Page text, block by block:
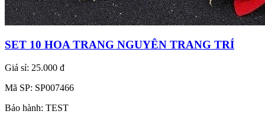
SET 10 HOA TRANG NGUYÊN TRANG TRÍ
Giá sỉ: 25.000 đ
Mã SP: SP007466
Bảo hành: TEST